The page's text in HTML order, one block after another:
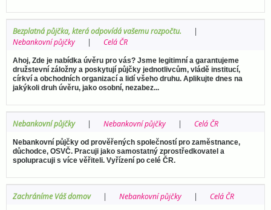
Bezplatná půjčka, která odpovídá vašemu rozpočtu.
Nebankovní půjčky
Celá ČR
Ahoj, Zde je nabídka úvěru pro vás? Jsme legitimní a garantujeme
družstevní záložny a poskytují půjčky jednotlivcům, vládě institucí,
církví a obchodních organizací a lidí všeho druhu. Aplikujte dnes na
jakýkoli druh úvěru, jako osobní, nezabez...
Nebankovní půjčky Nebankovní půjčky Celá ČR
Nebankovní půjčky od prověřených společností pro zaměstnance,
důchodce, OSVČ. Pracuji jako samostatný zprostředkovatel a
spolupracuji s více věřiteli. Vyřízení po celé ČR.
Zachráníme Váš domov Nebankovní půjčky Celá ČR